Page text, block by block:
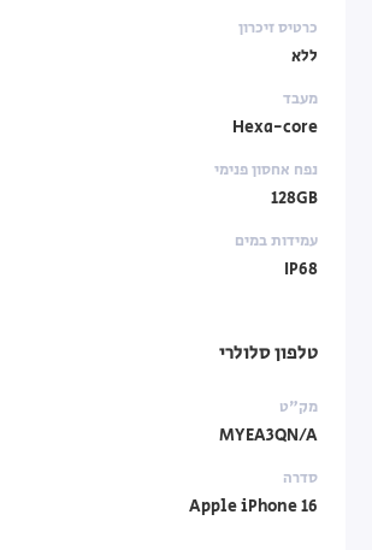
כרטיס זיכרון
ללא
מעבד
Hexa-core
נפח אחסון פנימי
128GB
עמידות במים
IP68
טלפון סלולרי
מק"ט
MYEA3QN/A
סדרה
Apple iPhone 16